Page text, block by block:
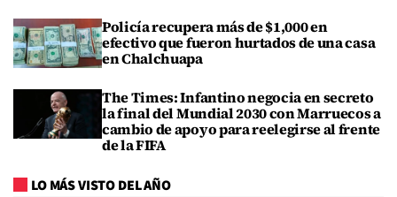
Policía recupera más de $1,000 en
efectivo que fueron hurtados de una casa
en Chalchuapa
The Times: Infantino negocia en secreto
la final del Mundial 2030 con Marruecos a
cambio de apoyo para reelegirse al frente
de la FIFA
LO MÁS VISTO DEL AÑO